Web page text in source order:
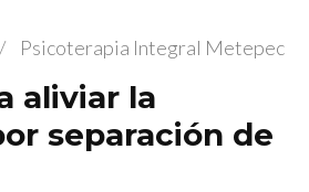
/ Psicoterapia Integral Metepec
aliviar la
separación de